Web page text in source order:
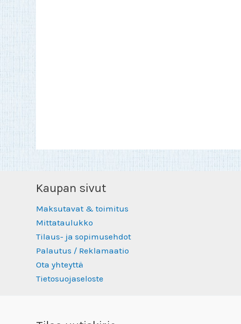
Kaupan sivut
Maksutavat & toimitus
Mittataulukko
Tilaus- ja sopimusehdot
Palautus / Reklamaatio
Ota yhteyttä
Tietosuojaseloste